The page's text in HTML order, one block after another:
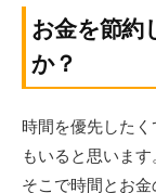
お金を節約
か？
時間を優先した
もいると思います
そこで時間とお